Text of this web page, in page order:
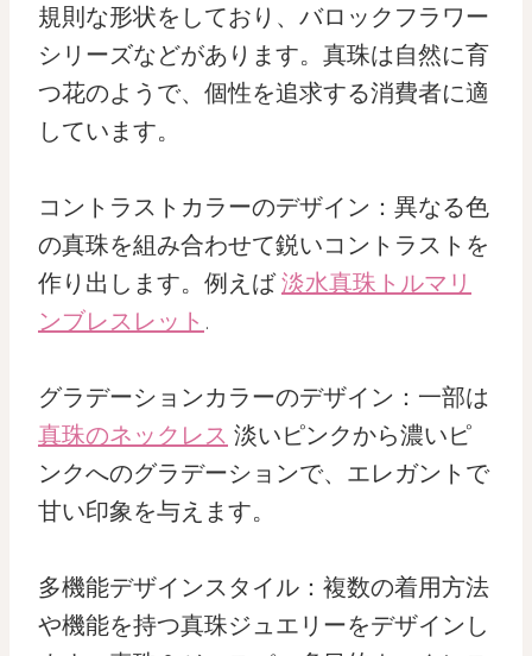
規則な形状をしており、バロックフラワー
シリーズなどがあります。真珠は自然に育
つ花のようで、個性を追求する消費者に適
しています。
コントラストカラーのデザイン：異なる色
の真珠を組み合わせて鋭いコントラストを
作り出します。例えば淡水真珠トルマリ
ンブレスレット .
グラデーションカラーのデザイン：一部は
真珠のネックレス 淡いピンクから濃いピ
ンクへのグラデーションで、エレガントで
甘い印象を与えます。
多機能デザインスタイル：複数の着用方法
や機能を持つ真珠ジュエリーをデザインし